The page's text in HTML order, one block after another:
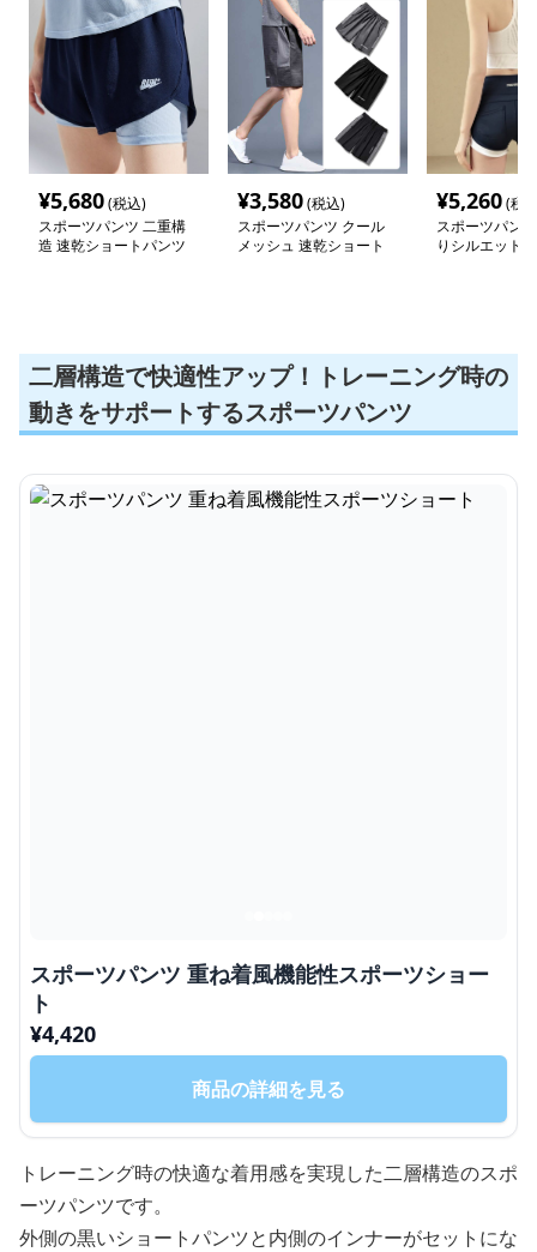
¥5,680(税込)
スポーツパンツ 二重構
造 速乾ショートパンツ
¥3,580(税込)
スポーツパンツ クール
メッシュ 速乾ショート
¥5,260(税
スポーツパン
りシルエット
二層構造で快適性アップ！トレーニング時の
動きをサポートするスポーツパンツ
スポーツパンツ 重ね着風機能性スポーツショー
ト
¥4,420
商品の詳細を見る
トレーニング時の快適な着用感を実現した二層構造のスポ
ーツパンツです。
外側の黒いショートパンツと内側のインナーがセットにな